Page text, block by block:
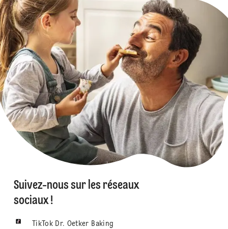
Suivez-nous sur les réseaux
sociaux !
TikTok Dr. Oetker Baking